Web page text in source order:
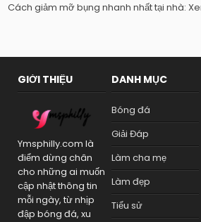
Cách giảm mỡ bụng nhanh nhất tại nhà:
GIỚI THIỆU
Ymsphilly.com là
điểm dừng chân
cho những ai muốn
cập nhật thông tin
mỗi ngày, từ nhịp
đập bóng đá, xu
DANH MỤC
Bóng đá
Giải Đáp
Làm cha mẹ
Làm đẹp
Tiểu sử